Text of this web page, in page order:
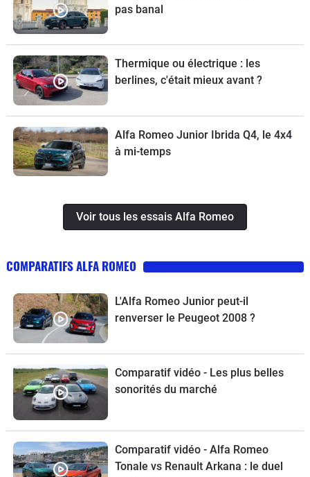
pas banal
Thermique ou électrique : les
berlines, c'était mieux avant ?
Alfa Romeo Junior Ibrida Q4, le 4x4
à mi-temps
Voir tous les essais Alfa Romeo
COMPARATIFS ALFA ROMEO
L'Alfa Romeo Junior peut-il
renverser le Peugeot 2008 ?
Comparatif vidéo - Les plus belles
sonorités du marché
Comparatif vidéo - Alfa Romeo
Tonale vs Renault Arkana : le duel